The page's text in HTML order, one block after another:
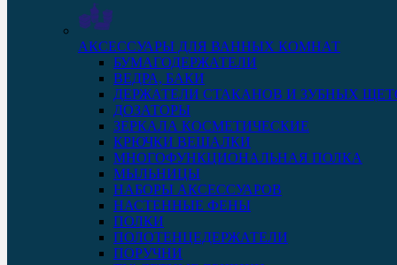
АКСЕССУАРЫ ДЛЯ ВАННЫХ КОМНАТ
БУМАГОДЕРЖАТЕЛИ
ВЕДРА, БАКИ
ДЕРЖАТЕЛИ СТАКАНОВ И ЗУБНЫХ
ДОЗАТОРЫ
ЗЕРКАЛА КОСМЕТИЧЕСКИЕ
КРЮЧКИ ВЕШАЛКИ
МНОГОФУНКЦИОНАЛЬНАЯ ПОЛКА
МЫЛЬНИЦЫ
НАБОРЫ АКСЕССУАРОВ
НАСТЕННЫЕ ФЕНЫ
ПОЛКИ
ПОЛОТЕНЦЕДЕРЖАТЕЛИ
ПОРУЧНИ